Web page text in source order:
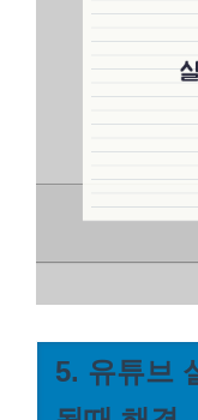
5. 유튜브